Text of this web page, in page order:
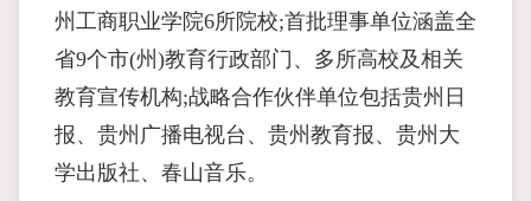
州工商职业学院6所院校;首批理事单位涵盖全
省9个市(州)教育行政部门、多所高校及相关
教育宣传机构;战略合作伙伴单位包括贵州日
报、贵州广播电视台、贵州教育报、贵州大
学出版社、春山音乐。